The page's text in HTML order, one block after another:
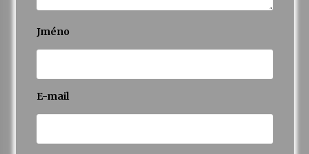
Jméno
E-mail